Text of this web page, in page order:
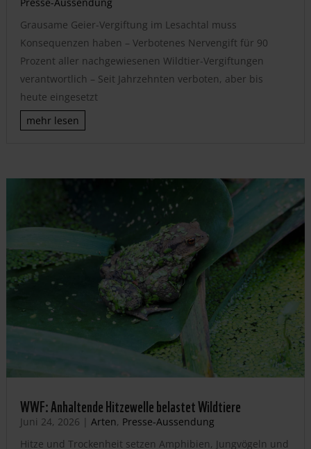
Presse-Aussendung
Grausame Geier-Vergiftung im Lesachtal muss
Konsequenzen haben – Verbotenes Nervengift für 90
Prozent aller nachgewiesenen Wildtier-Vergiftungen
verantwortlich – Seit Jahrzehnten verboten, aber bis
heute eingesetzt
mehr lesen
WWF: Anhaltende Hitzewelle belastet Wildtiere
Juni 24, 2026 | Arten, Presse-Aussendung
Hitze und Trockenheit setzen Amphibien, Jungvögeln und